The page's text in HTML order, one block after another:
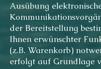
Ausübung
der Bereitstellung
Ihnen erwünschter
(z.B. Warenkorb)
erfolgt auf Grundlage